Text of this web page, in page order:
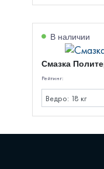
В наличии
Смазка
Рейтинг: